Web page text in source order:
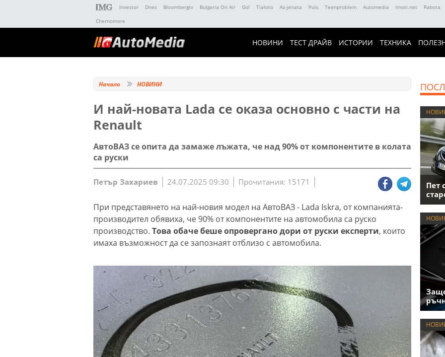
Investor Dnes Bloombergtv Bulgaria On Air Gol Tialoto Az-jenata Puls Teenproblem Automedia Imoti.net Rabota
Chernomore
НОВИНИ ТЕСТ ДРАЙВ ИСТОРИИ ТЕХНИКА
Начало НОВИНИ
И най-новата Lada се оказа основно с части на
Renault
АвтоВАЗ се опита да замаже лъжата, че над 90% от компонентите в колата
са руски
Петър Захариев 24.07.2025 09:30 Прочитания: 15171
При представянето на най-новия модел на АвтоВАЗ - Lada Iskra, от компанията-
производител обявиха, че 90% от компонентите на автомобила са руско
производство. Това обаче беше опровергано дори от руски експерти, които
имаха възможност да се запознаят отблизо с автомобила.
Пет